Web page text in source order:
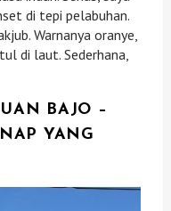
di tepi pelabuhan.
Warnanya oranye,
di laut. Sederhana,
BAJO –
YANG